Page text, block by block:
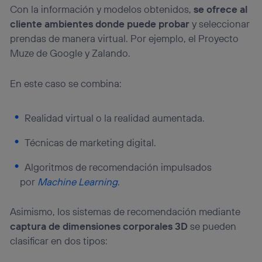
Con la información y modelos obtenidos,se ofrece al
cliente ambientes donde puede probary seleccionar
prendas de manera virtual. Por ejemplo, el Proyecto
Muze de Google y Zalando.
En este caso se combina:
Realidad virtual o la realidad aumentada.
Técnicas de marketing digital.
Algoritmos de recomendación impulsados
por Machine Learning.
Asimismo, los sistemas de recomendación mediante
captura de dimensiones corporales 3D se pueden
clasificar en dos tipos:
identificador. Típicamente:
Si utilizas unaconexión de banda ancha (p. ej., Wi-Fi),
el marketing o análisis se realizará en función de las
actividades de navegación de los miembros del hogar
que hayan dado su consentimiento.
personalizado, ya que se basará únicamente en la
“Administrar Utiq” en la parte inferior de esta página web o
(“consenthub”). Para más información, consulta